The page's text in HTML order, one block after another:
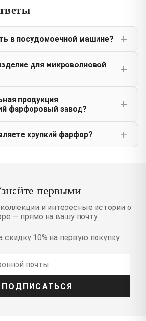
в посудомоечной машине?
для микроволновой
продукция
фарфоровый завод?
хрупкий фарфор?
первыми
и интересные истории о
— прямо на вашу почту
скидку 10% на первую покупку
ПОДПИСАТЬСЯ